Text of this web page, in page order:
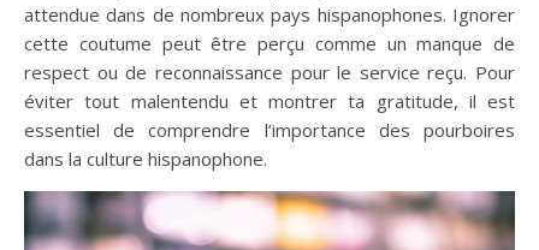
attendue dans de nombreux pays hispanophones. Ignorer
cette coutume peut être perçu comme un manque de
respect ou de reconnaissance pour le service reçu. Pour
éviter tout malentendu et montrer ta gratitude, il est
essentiel de comprendre l’importance des pourboires
dans la culture hispanophone.